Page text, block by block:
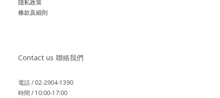
隱私政策
條款及細則
Contact us 聯絡我們
電話 / 02-2904-1390
時間 / 10:00-17:00